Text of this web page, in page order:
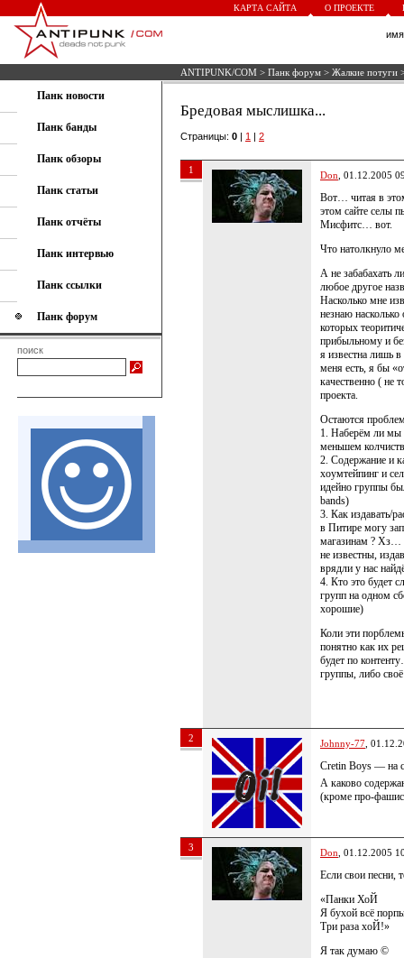
КАРТА САЙТА О ПРОЕКТЕ
ANTIPUNK/COM > Панк форум > Жалкие потуги
Панк новости
Панк банды
Панк обзоры
Панк статьи
Панк отчёты
Панк интервью
Панк ссылки
Панк форум
поиск
Бредовая мыслишка...
Страницы: 0 | 1 | 2
1 Don , 01.12.2005
Вот… читая в
этом сайте селы
Мисфитс… вот.
Что натолкнуло
А не забабахать
любое другое
Насколько мне
незнаю
которых
прибыльному и
я известна лишь
меня есть, я бы
качественно ( не
проекта.
Остаются
1. Наберём ли
меньшем
2. Содержание и
хоумтейпинг и
идейно группы
bands)
3. Как издавать/
в Питире могу
магазинам ? Хз…
не известны,
врядли у нас
4. Кто это будет
групп на одном
хорошие)
Коли эти
понятно как их
будет по
группы, либо
2 Johnny-77 ,
Cretin Boys — на
А каково
(кроме про-
3 Don , 01.12.2005
Если свои песни,
«Панки ХоЙ
Я бухой всё
Три раза хоЙ!»
Я так думаю ©